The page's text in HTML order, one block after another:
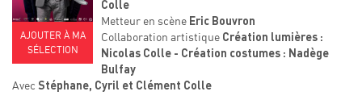
AJOUTER À MA
SÉLECTION
Colle
Metteur en scène Eric Bouvron
Collaboration artistique Création lumières :
Nicolas Colle - Création costumes : Nadège
Bulfay
Avec Stéphane, Cyril et Clément Colle